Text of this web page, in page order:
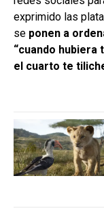
exprimido las
se ponen a
“cuando hubiera
el cuarto te